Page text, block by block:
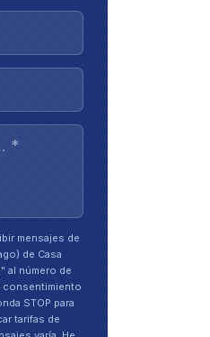
mensajes de
de Casa
al número de
consentimiento
STOP para
tarifas de